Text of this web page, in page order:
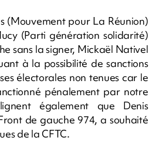
(Mouvement pour La Réunion)
(Parti génération solidarité)
sans la signer, Mickaël Nativel
à la possibilité de sanctions
électorales non tenues car le
pénalement par notre
également que Denis
de gauche 974, a souhaité
de la CFTC.